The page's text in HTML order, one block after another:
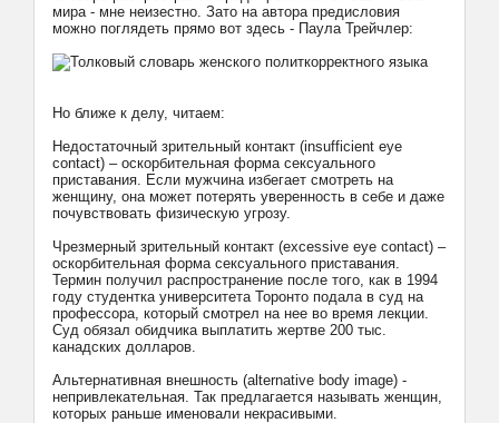
мира - мне неизестно. Зато на автора предисловия
можно поглядеть прямо вот здесь - Паула Трейчлер:
Но ближе к делу, читаем:
Недостаточный зрительный контакт (insufficient eye
contact) – оскорбительная форма сексуального
приставания. Если мужчина избегает смотреть на
женщину, она может потерять уверенность в себе и даже
почувствовать физическую угрозу.
Чрезмерный зрительный контакт (excessive eye contact) –
оскорбительная форма сексуального приставания.
Термин получил распространение после того, как в 1994
году студентка университета Торонто подала в суд на
профессора, который смотрел на нее во время лекции.
Суд обязал обидчика выплатить жертве 200 тыс.
канадских долларов.
Альтернативная внешность (alternative body image) -
непривлекательная. Так предлагается называть женщин,
которых раньше именовали некрасивыми.